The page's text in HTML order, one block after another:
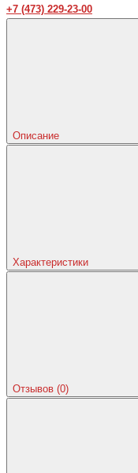
+7 (473) 229-23-00
Описание
Характеристики
Отзывов (0)